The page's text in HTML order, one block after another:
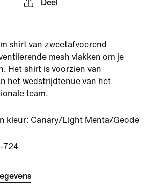
Deel
shirt van zweetafvoerend
mesh vlakken om je
Het shirt is voorzien van
het wedstrijdtenue van het
team.
kleur: Canary/Light Menta/Geode
724